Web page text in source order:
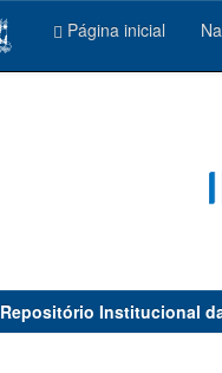
Página inicial
Repositório Institucional